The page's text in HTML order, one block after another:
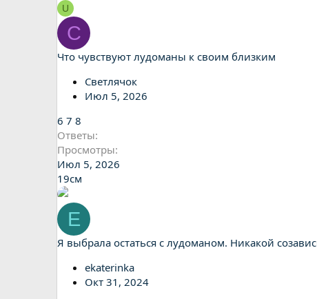
U
С
Что чувствуют лудоманы к своим близким
Светлячок
Июл 5, 2026
6 7 8
Ответы
Просмотры
Июл 5, 2026
19см
E
Я выбрала остаться с лудоманом. Никакой
ekaterinka
Окт 31, 2024